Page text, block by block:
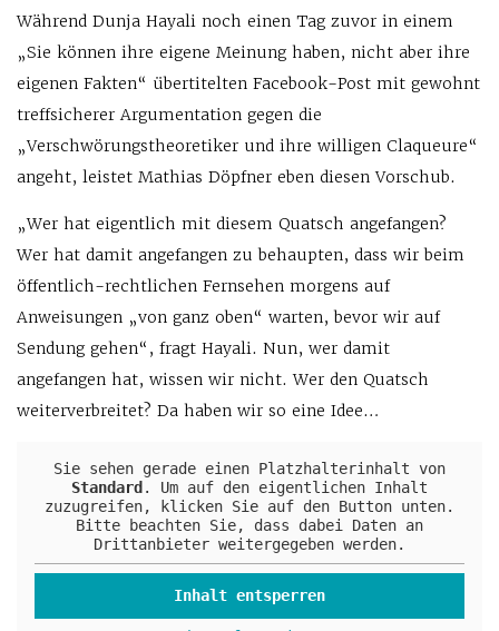
Während Dunja Hayali noch einen Tag zuvor in einem
„Sie können ihre eigene Meinung haben, nicht aber ihre
eigenen Fakten“ übertitelten Facebook-Post mit gewohnt
treffsicherer Argumentation gegen die
„Verschwörungstheoretiker und ihre willigen Claqueure“
angeht, leistet Mathias Döpfner eben diesen Vorschub.
„Wer hat eigentlich mit diesem Quatsch angefangen?
Wer hat damit angefangen zu behaupten, dass wir beim
öffentlich-rechtlichen Fernsehen morgens auf
Anweisungen „von ganz oben“ warten, bevor wir auf
Sendung gehen“, fragt Hayali. Nun, wer damit
angefangen hat, wissen wir nicht. Wer den Quatsch
weiterverbreitet? Da haben wir so eine Idee…
Sie sehen gerade einen Platzhalterinhalt von
Standard . Um auf den eigentlichen Inhalt
zuzugreifen, klicken Sie auf den Button unten.
Bitte beachten Sie, dass dabei Daten an
Drittanbieter weitergegeben werden.
Inhalt entsperren